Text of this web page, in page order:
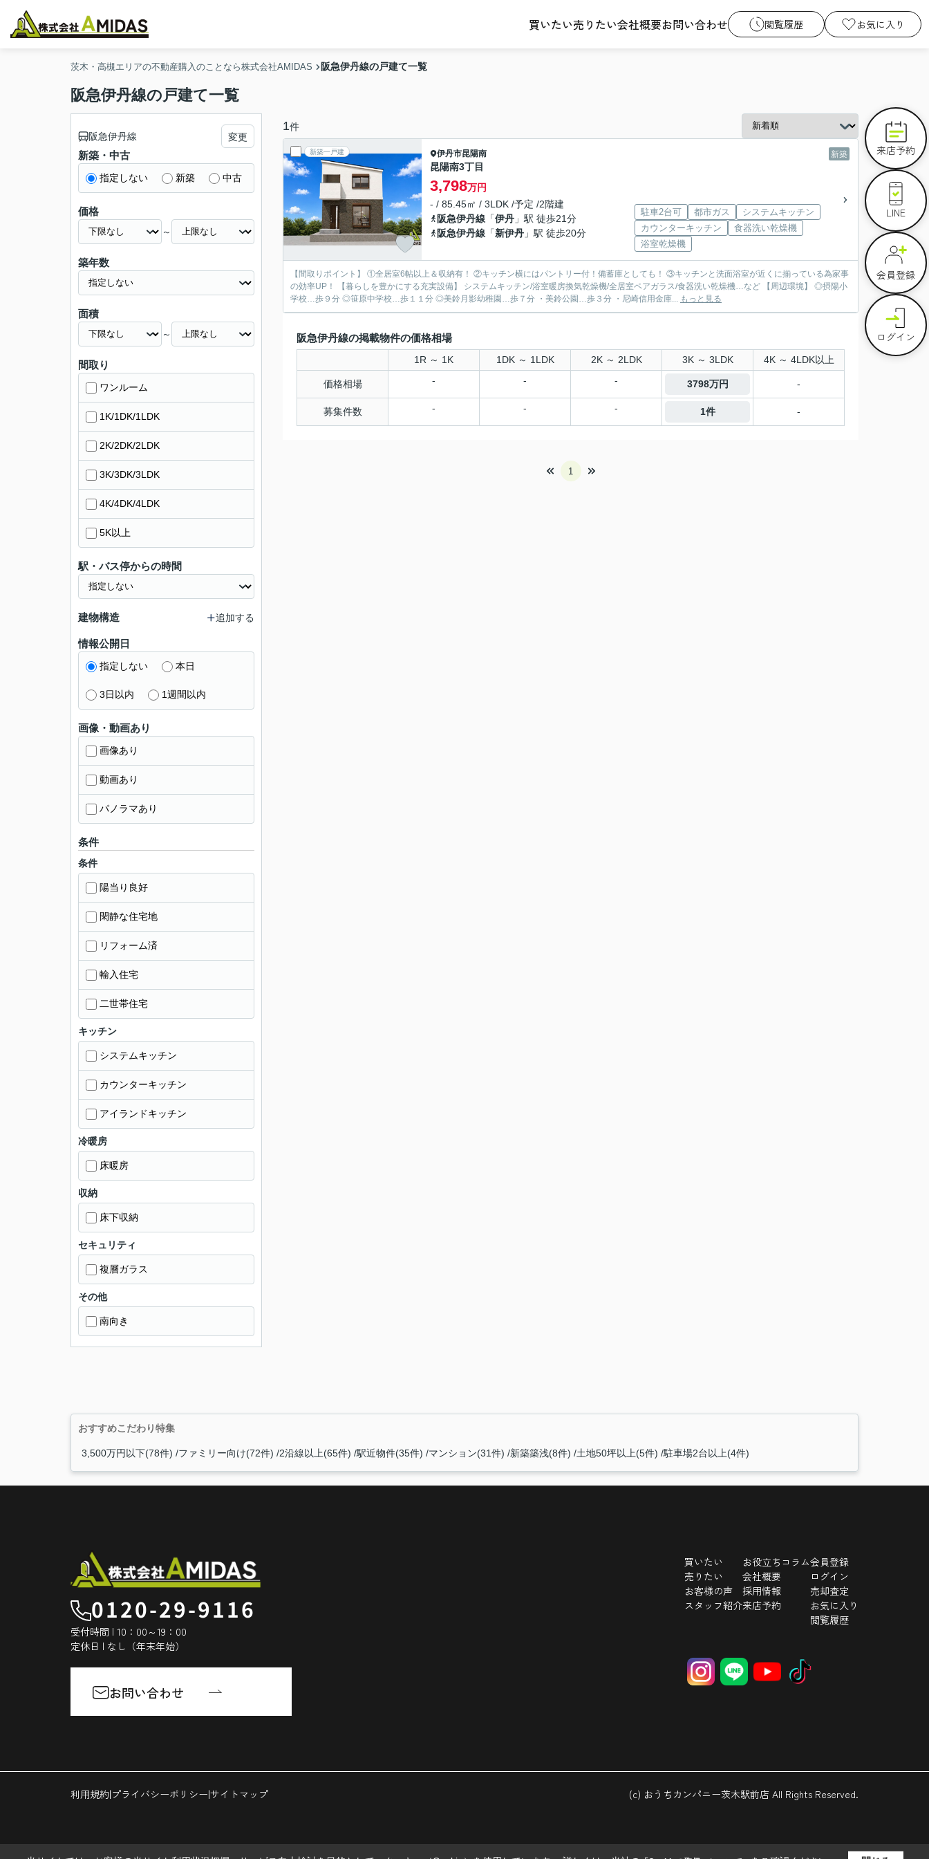
買いたい売りたい会社概要お問い合わせ 閲覧履歴 お気に入り
茨木・高槻エリアの不動産購入のことなら株式会社AMIDAS 阪急伊丹線の戸建て一覧
阪急伊丹線の戸建て一覧
1件
新築一戸建 新築
伊丹市昆陽南
昆陽南3丁目
3,798万円
- / 85.45㎡ / 3LDK /予定 /2階建
阪急伊丹線 「伊丹 」駅 徒歩21分
阪急伊丹線 「新伊丹 」駅 徒歩20分
駐車2台可 都市ガス
システムキッチン
カウンターキッチン
食器洗い乾燥機
浴室乾燥機
【間取りポイント】 ①全居室6帖以上＆収納有！ ②キッチン横にはパントリー付！備蓄庫としても！ ③キッチンと洗面浴室が近くに揃っている為家事
の効率UP！ 【暮らしを豊かにする充実設備】 システムキッチン/浴室暖房換気乾燥機/全居室ペアガラス/食器洗い乾燥機…など 【周辺環境】 ◎摂陽小
学校…歩９分 ◎笹原中学校…歩１１分 ◎美鈴月影幼稚園…歩７分 ・美鈴公園…歩３分 ・尼崎信用金庫... もっと見る
阪急伊丹線の掲載物件の価格相場
1R ～ 1K 1DK ～ 1LDK 2K ～ 2LDK 3K ～ 3LDK 4K ～ 4LDK以上
価格相場 - - - 3798万円 -
募集件数 - - - 1件 -
1
阪急伊丹線 変更
新築・中古
指定しない 新築 中古
価格
～
築年数
面積
～
間取り
ワンルーム
1K/1DK/1LDK
2K/2DK/2LDK
3K/3DK/3LDK
4K/4DK/4LDK
5K以上
駅・バス停からの時間
建物構造 追加する
情報公開日
指定しない 本日
3日以内 1週間以内
画像・動画あり
画像あり
動画あり
パノラマあり
条件
条件
陽当り良好
閑静な住宅地
リフォーム済
輸入住宅
二世帯住宅
キッチン
システムキッチン
カウンターキッチン
アイランドキッチン
冷暖房
床暖房
収納
床下収納
セキュリティ
複層ガラス
その他
南向き
おすすめこだわり特集
3,500万円以下(78件) ファミリー向け(72件) 2沿線以上(65件) 駅近物件(35件) マンション(31件) 新築築浅(8件) 土地50坪以上(5件) 駐車場2台以上(4件)
0120-29-9116
受付時間 | 10：00～19：00
定休日 | なし（年末年始）
お問い合わせ
買いたい
売りたい
お客様の声
スタッフ紹介
お役立ちコラム
会社概要
採用情報
来店予約
会員登録
ログイン
売却査定
お気に入り
閲覧履歴
利用規約|プライバシーポリシー|サイトマップ (c) おうちカンパニー茨木駅前店 All Rights Reserved.
来店予約
LINE
会員登録
ログイン